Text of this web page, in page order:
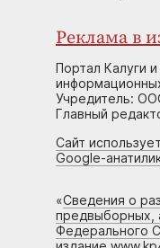
Реклама в
Портал Калуги
Учредитель:
Главный
Сайт
Google-
«Сведения о
предвыборных,
Федерального